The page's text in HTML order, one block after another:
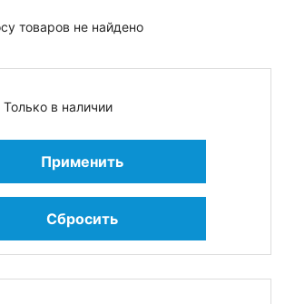
Только в наличии
Применить
Сбросить
товаров не найдено